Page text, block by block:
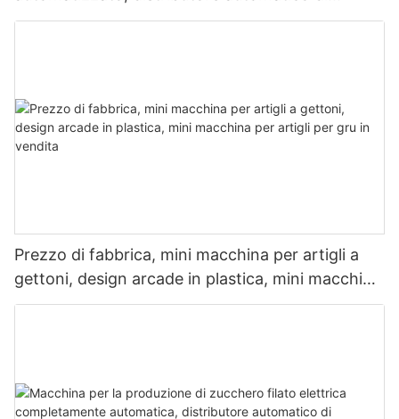
monete self-service desktop commerciale
Prezzo di fabbrica, mini macchina per artigli a
gettoni, design arcade in plastica, mini macchina
per artigli per gru in vendita